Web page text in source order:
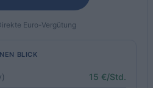
Euro-Vergütung
BLICK
15 €/Std.